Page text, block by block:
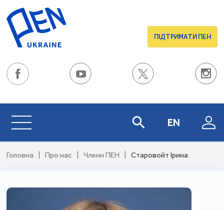
ПІДТРИМАТИ ПЕН
EN
Головна Про нас Члени ПЕН Старовойт Ірина